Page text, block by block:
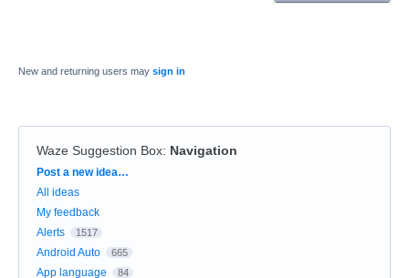
New and returning users may sign in
Waze Suggestion Box: Navigation
Categories
Post a new idea…
All ideas
My feedback
Alerts
1517
Android Auto 665
App language 84